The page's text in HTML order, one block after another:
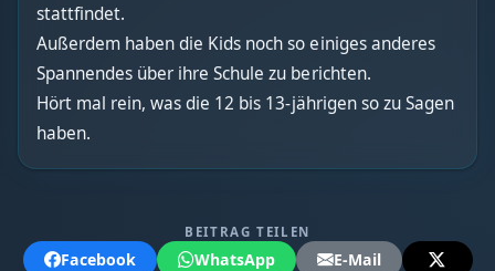
stattfindet.
Außerdem haben die Kids noch so einiges anderes
Spannendes über ihre Schule zu berichten.
Hört mal rein, was die 12 bis 13-jährigen so zu Sagen
haben.
BEITRAG TEILEN
Facebook WhatsApp
E-Mail